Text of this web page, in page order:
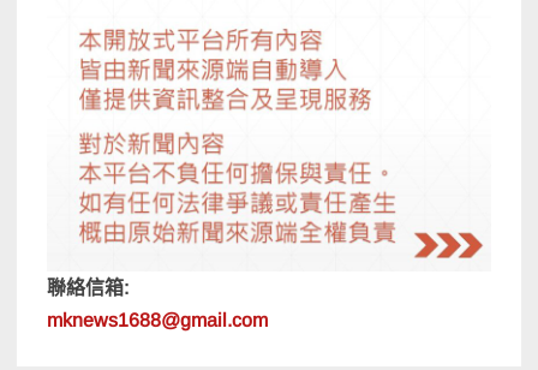
聯絡信箱:
mknews1688@gmail.com